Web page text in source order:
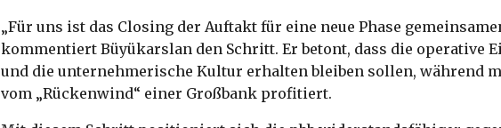
„Für uns ist das Closing der Auftakt für eine neue Phase
kommentiert Büyükarslan den Schritt. Er betont, dass die operative
und die unternehmerische Kultur erhalten bleiben sollen, während
vom „Rückenwind“ einer Großbank profitiert.